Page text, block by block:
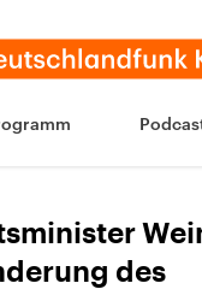
des